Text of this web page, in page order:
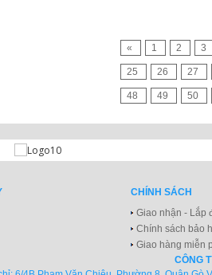
« 1 2 3
25 26 27
48 49 50
CHÍNH SÁCH
Giao nhận - Lắp
Chính sách bảo
Giao hàng miễn
CÔNG